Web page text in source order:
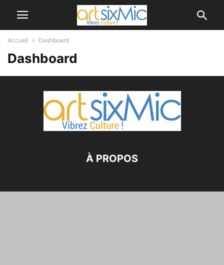
Accueil Dashboard
Dashboard
À PROPOS